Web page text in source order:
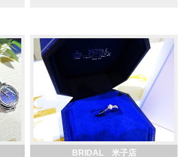
BRIDAL 米子店